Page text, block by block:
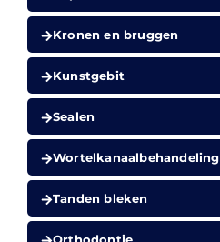
Kronen en bruggen
Kunstgebit
Sealen
Wortelkanaal­behandeling
Tanden bleken
Orthodontie